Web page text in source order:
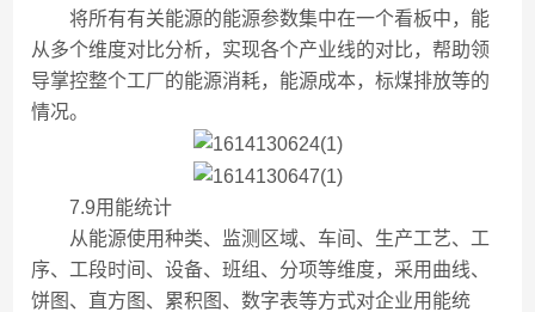
将所有有关能源的能源参数集中在一个看板中，能
从多个维度对比分析，实现各个产业线的对比，帮助领
导掌控整个工厂的能源消耗，能源成本，标煤排放等的
情况。
7.9用能统计
从能源使用种类、监测区域、车间、生产工艺、工
序、工段时间、设备、班组、分项等维度，采用曲线、
饼图、直方图、累积图、数字表等方式对企业用能统